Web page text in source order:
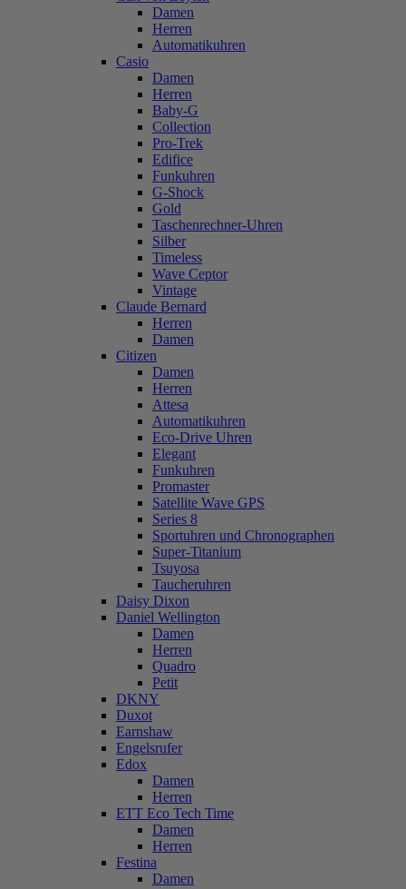
Damen
Herren
Automatikuhren
Casio
Damen
Herren
Baby-G
Collection
Pro-Trek
Edifice
Funkuhren
G-Shock
Gold
Taschenrechner-Uhren
Silber
Timeless
Wave Ceptor
Vintage
Claude Bernard
Herren
Damen
Citizen
Damen
Herren
Attesa
Automatikuhren
Eco-Drive Uhren
Elegant
Funkuhren
Promaster
Satellite Wave GPS
Series 8
Sportuhren und Chronographen
Super-Titanium
Tsuyosa
Taucheruhren
Daisy Dixon
Daniel Wellington
Damen
Herren
Quadro
Petit
DKNY
Duxot
Earnshaw
Engelsrufer
Edox
Damen
Herren
ETT Eco Tech Time
Damen
Herren
Festina
Damen